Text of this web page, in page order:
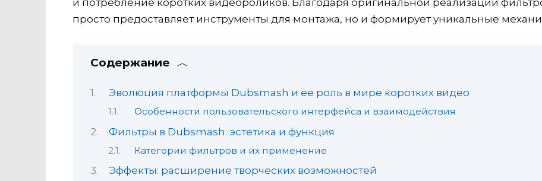
просто предоставляет инструменты для монтажа, но и формирует уникальные
Содержание
Эволюция платформы Dubsmash и ее роль в мире коротких видео
Особенности пользовательского интерфейса и взаимодействия
Фильтры в Dubsmash: эстетика и функция
Категории фильтров и их применение
Эффекты: расширение творческих возможностей